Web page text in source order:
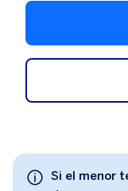
Si el menor